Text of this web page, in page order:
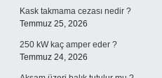
Kask takmama cezası nedir ?
Temmuz 25, 2026
250 kW kaç amper eder ?
Temmuz 24, 2026